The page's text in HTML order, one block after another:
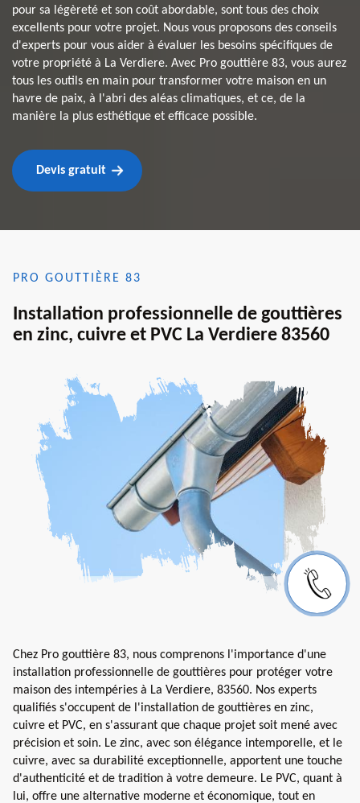
pour sa légèreté et son coût abordable, sont tous des choix
excellents pour votre projet. Nous vous proposons des conseils
d'experts pour vous aider à évaluer les besoins spécifiques de
votre propriété à La Verdiere. Avec Pro gouttière 83, vous aurez
tous les outils en main pour transformer votre maison en un
havre de paix, à l'abri des aléas climatiques, et ce, de la
manière la plus esthétique et efficace possible.
Devis gratuit
PRO GOUTTIÈRE 83
Installation professionnelle de gouttières
en zinc, cuivre et PVC La Verdiere 83560
Chez Pro gouttière 83, nous comprenons l'importance d'une
installation professionnelle de gouttières pour protéger votre
maison des intempéries à La Verdiere, 83560. Nos experts
qualifiés s'occupent de l'installation de gouttières en zinc,
cuivre et PVC, en s'assurant que chaque projet soit mené avec
précision et soin. Le zinc, avec son élégance intemporelle, et le
cuivre, avec sa durabilité exceptionnelle, apportent une touche
d'authenticité et de tradition à votre demeure. Le PVC, quant à
lui, offre une alternative moderne et économique, tout en